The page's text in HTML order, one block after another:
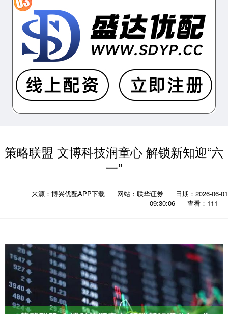
策略联盟 文博科技润童心 解锁新知迎“六
一”
来源：博兴优配APP下载 网站：联华证券
日期：2026-06-01
09:30:06
查看：111